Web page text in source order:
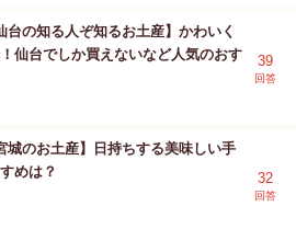
台の知る人ぞ知るお土産】かわいく
仙台でしか買えないなど人気のおす
39
回答
城のお土産】日持ちする美味しい手
めは？
32
回答